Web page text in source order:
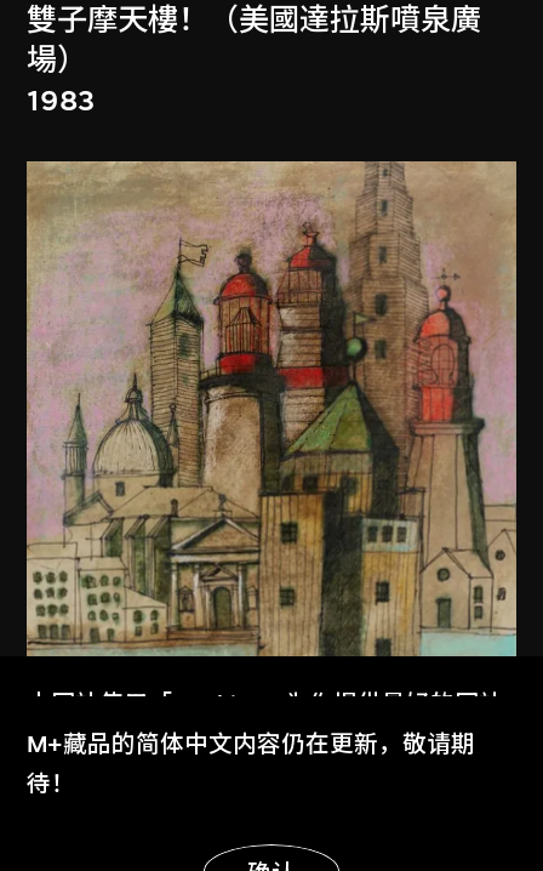
雙子摩天樓！（美國達拉斯噴泉廣
場）
1983
本网站使用「Cookies」为你提供最好的网站
体验。
了解更多
M+藏品的简体中文内容仍在更新，敬请期
待！
显示更多